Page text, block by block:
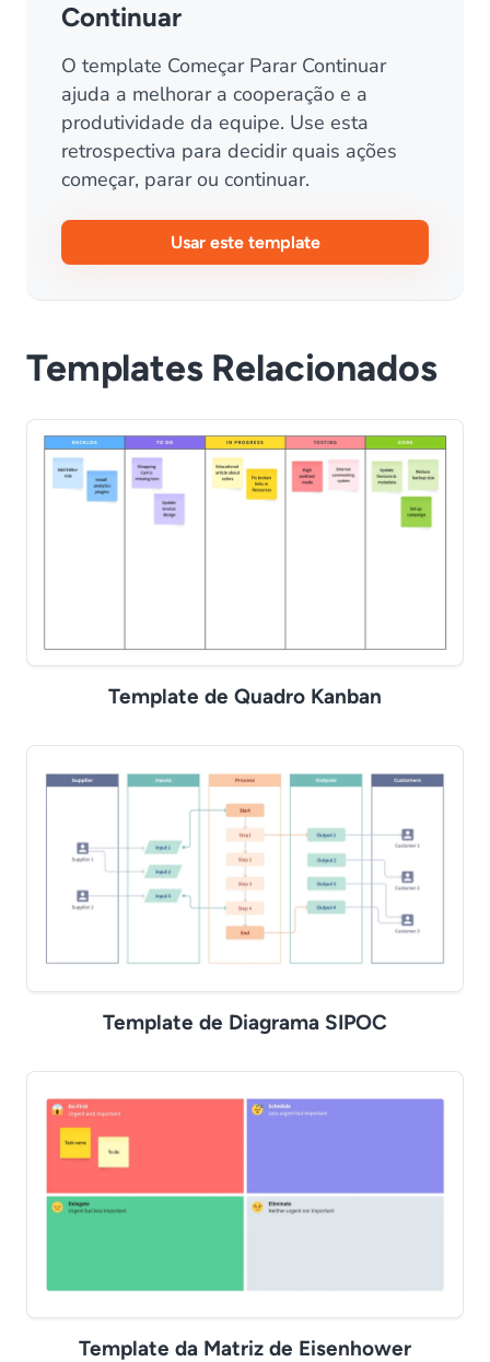
Continuar
O template Começar Parar Continuar
ajuda a melhorar a cooperação e a
produtividade da equipe. Use esta
retrospectiva para decidir quais ações
começar, parar ou continuar.
Usar este template
Templates Relacionados
Template de Quadro Kanban
Template de Diagrama SIPOC
Template da Matriz de Eisenhower